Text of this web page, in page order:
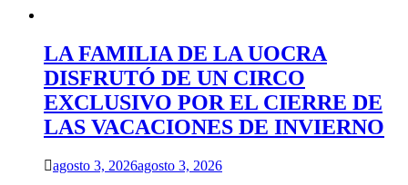
LA FAMILIA DE LA UOCRA
DISFRUTÓ DE UN CIRCO
EXCLUSIVO POR EL CIERRE DE
LAS VACACIONES DE INVIERNO
agosto 3, 2026agosto 3, 2026